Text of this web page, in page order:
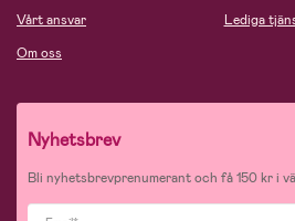
Vårt ansvar
Om oss
Lediga
Nyhetsbrev
Bli nyhetsbrevprenumerant och få 150 kr i